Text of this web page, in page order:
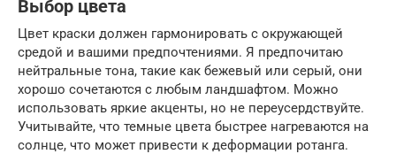
Выбор цвета
Цвет краски должен гармонировать с окружающей
средой и вашими предпочтениями. Я предпочитаю
нейтральные тона, такие как бежевый или серый, они
хорошо сочетаются с любым ландшафтом. Можно
использовать яркие акценты, но не переусердствуйте.
Учитывайте, что темные цвета быстрее нагреваются на
солнце, что может привести к деформации ротанга.